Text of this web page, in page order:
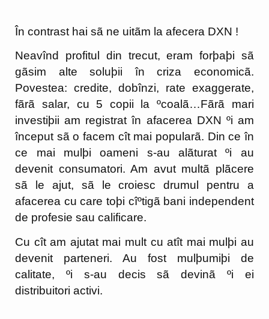
În contrast hai sã ne uitãm la afecera DXN !
Neavînd profitul din trecut, eram forþaþi sã
gãsim alte soluþii în criza economicã.
Povestea: credite, dobînzi, rate exaggerate,
fãrã salar, cu 5 copii la ºcoalã…Fãrã mari
investiþii am registrat în afacerea DXN ºi am
început sã o facem cît mai popularã. Din ce în
ce mai mulþi oameni s-au alãturat ºi au
devenit consumatori. Am avut multã plãcere
sã le ajut, sã le croiesc drumul pentru a
afacerea cu care toþi cîºtigã bani independent
de profesie sau calificare.
Cu cît am ajutat mai mult cu atît mai mulþi au
devenit parteneri. Au fost mulþumiþi de
calitate, ºi s-au decis sã devinã ºi ei
distribuitori activi.